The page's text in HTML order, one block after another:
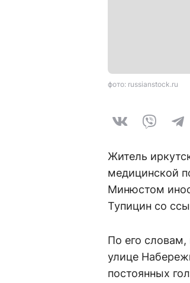
фото: russianstock.ru
Житель
медицинской
Минюстом
Тупицин со
По его
улице
постоянных